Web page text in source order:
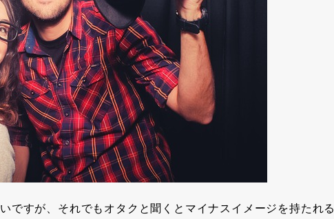
ですが、それでもオタクと聞くとマイナスイメージを持たれる